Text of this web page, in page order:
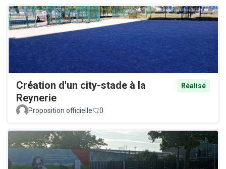
Création d'un city-stade à la
Reynerie
Réalisé
Proposition officielle 0